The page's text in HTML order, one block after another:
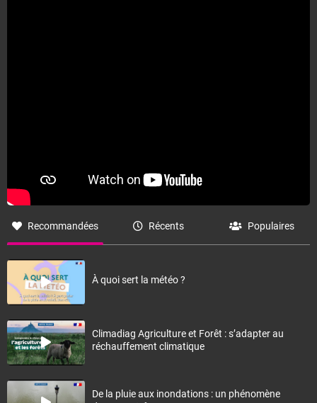
Recommandées Récents Populaires
À quoi sert la météo ?
Climadiag Agriculture et Forêt : s’adapter au
réchauffement climatique
De la pluie aux inondations : un phénomène